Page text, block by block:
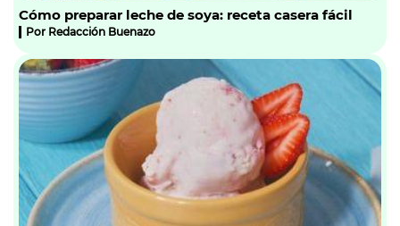
Cómo preparar leche de soya: receta casera fácil
Por Redacción Buenazo